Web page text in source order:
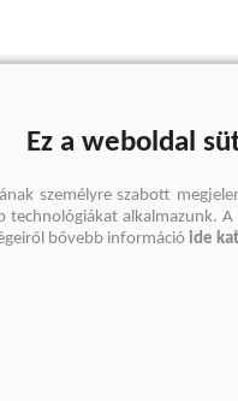
Ez a weboldal
személyre szabott
technológiákat alkalmazunk.
bővebb információide